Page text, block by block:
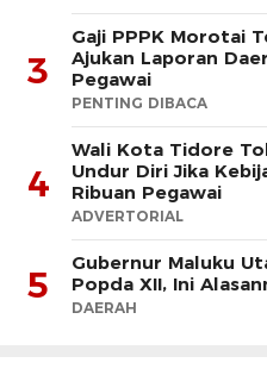
3
Gaji PPPK Morotai
Ajukan Laporan
Pegawai
PENTING DIBACA
4
Wali Kota Tidore
Undur Diri Jika
Ribuan Pegawai
ADVERTORIAL
5
Gubernur Maluku
Popda XII, Ini
DAERAH